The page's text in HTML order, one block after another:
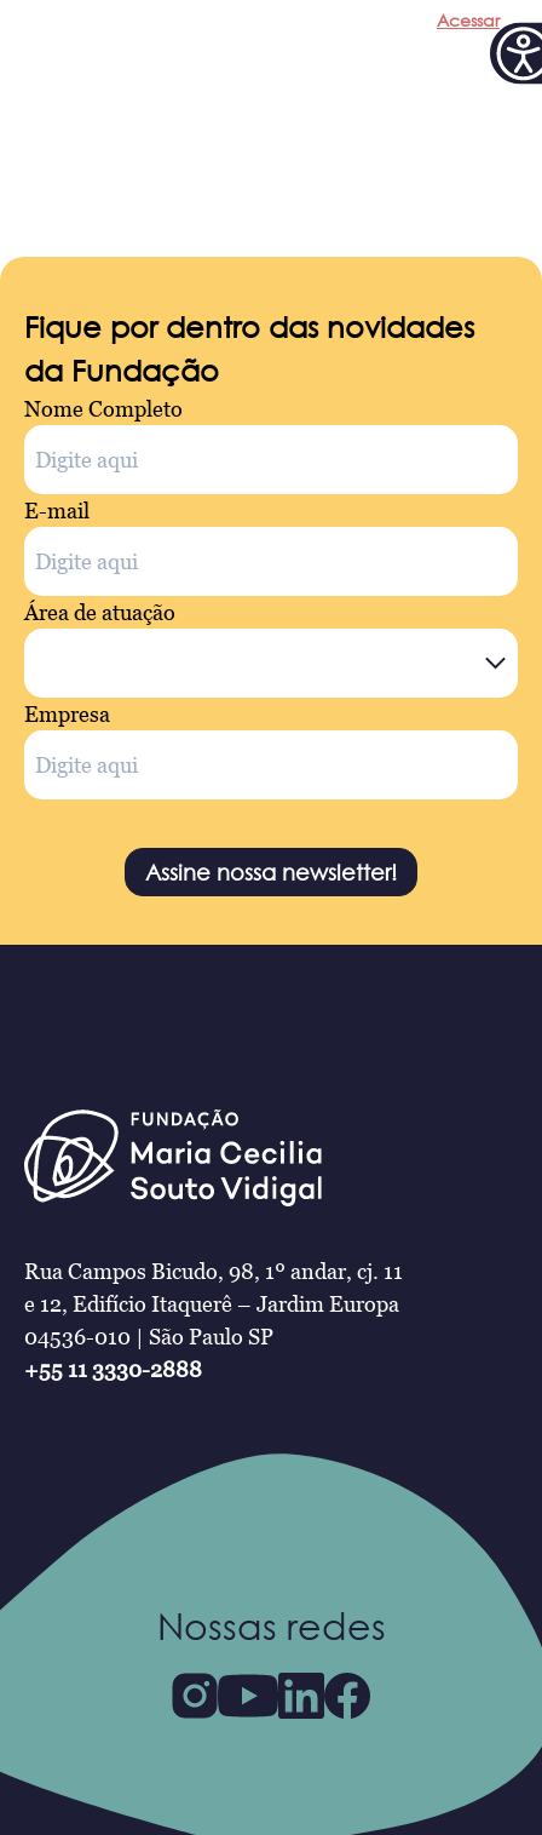
Acessar
Fique por dentro das novidades
da Fundação
Nome Completo
E-mail
Área de atuação
Empresa
Assine nossa newsletter!
Rua Campos Bicudo, 98, 1º andar, cj. 11
e 12, Edifício Itaquerê – Jardim Europa
04536-010 | São Paulo SP
+55 11 3330-2888
Nossas redes